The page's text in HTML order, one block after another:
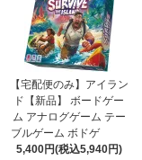
【宅配便のみ】アイラン
ド【新品】 ボードゲー
ム アナログゲーム テー
ブルゲーム ボドゲ
5,400円(税込5,940円)